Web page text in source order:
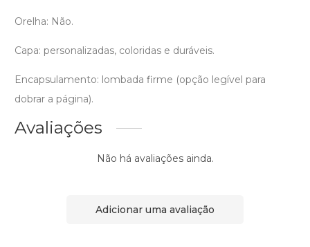
Orelha: Não.
Capa: personalizadas, coloridas e duráveis.
Encapsulamento: lombada firme (opção legível para
dobrar a página).
Avaliações
Não há avaliações ainda.
Adicionar uma avaliação